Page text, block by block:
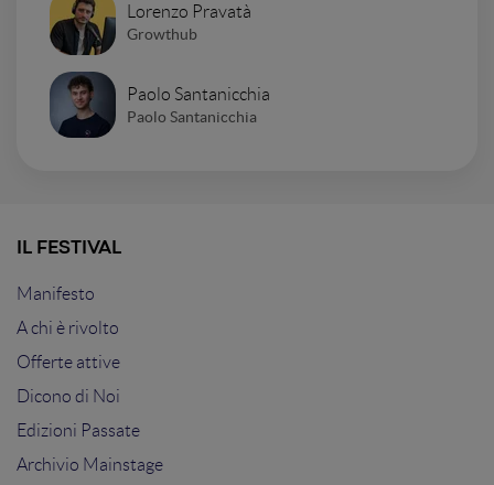
Lorenzo Pravatà
Growthub
Paolo Santanicchia
Paolo Santanicchia
IL FESTIVAL
Manifesto
A chi è rivolto
Offerte attive
Dicono di Noi
Edizioni Passate
Archivio Mainstage